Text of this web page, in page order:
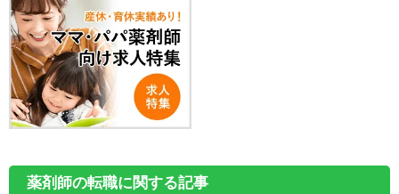
薬剤師の転職に関する記事